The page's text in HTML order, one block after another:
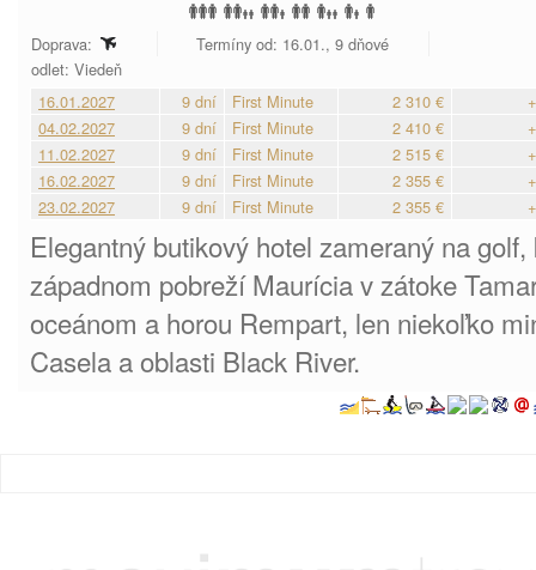
Doprava:
Termíny od: 16.01., 9 dňové
odlet: Viedeň
16.01.2027
9 dní First Minute 2 310 €
04.02.2027
9 dní First Minute 2 410 €
11.02.2027
9 dní First Minute 2 515 €
16.02.2027
9 dní First Minute 2 355 €
23.02.2027
9 dní First Minute 2 355 €
Elegantný butikový hotel zameraný na
západnom pobreží Maurícia v zátoke
oceánom a horou Rempart, len niekoľko
Casela a oblasti Black River.